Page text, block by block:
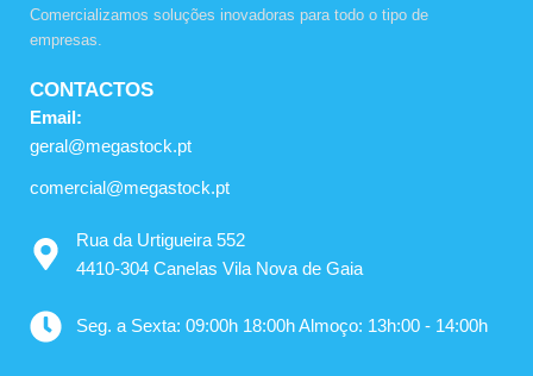
Comercializamos soluções inovadoras para todo o tipo de
empresas.
CONTACTOS
Email:
geral@megastock.pt
comercial@megastock.pt
Rua da Urtigueira 552
4410-304 Canelas Vila Nova de Gaia
Seg. a Sexta: 09:00h 18:00h Almoço: 13h:00 - 14:00h